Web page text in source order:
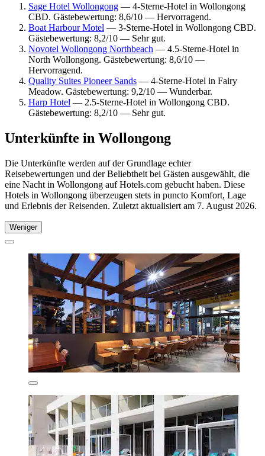
Sage Hotel Wollongong — 4-Sterne-Hotel in Wollongong
CBD. Gästebewertung: 8,6/10 — Hervorragend.
Boat Harbour Motel — 3-Sterne-Hotel in Wollongong CBD.
Gästebewertung: 8,2/10 — Sehr gut.
Novotel Wollongong Northbeach — 4.5-Sterne-Hotel in
North Wollongong. Gästebewertung: 8,6/10 —
Hervorragend.
Quality Suites Pioneer Sands — 4-Sterne-Hotel in Fairy
Meadow. Gästebewertung: 9,2/10 — Wunderbar.
Harp Hotel — 2.5-Sterne-Hotel in Wollongong CBD.
Gästebewertung: 8,2/10 — Sehr gut.
Unterkünfte in Wollongong
Die Unterkünfte werden auf der Grundlage echter
Reisebewertungen und der Beliebtheit bei Gästen ausgewählt, die
eine Nacht in Wollongong auf Hotels.com gebucht haben. Diese
Hotels in Wollongong überzeugen stets in puncto Komfort, Lage
und Erlebnis der Reisenden. Zuletzt aktualisiert am 7. August 2026.
Weniger